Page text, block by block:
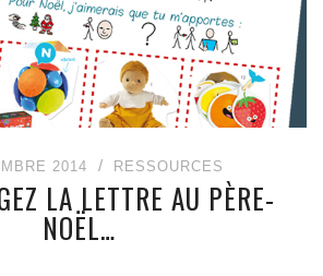
2014 RESSOURCES
LA LETTRE AU PÈRE-
NOËL…